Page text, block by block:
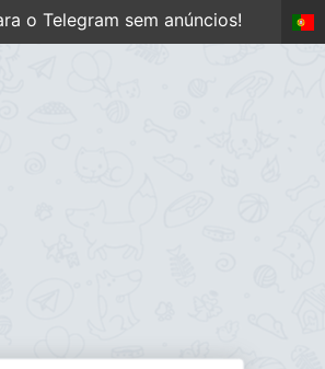
o Telegram sem anúncios!